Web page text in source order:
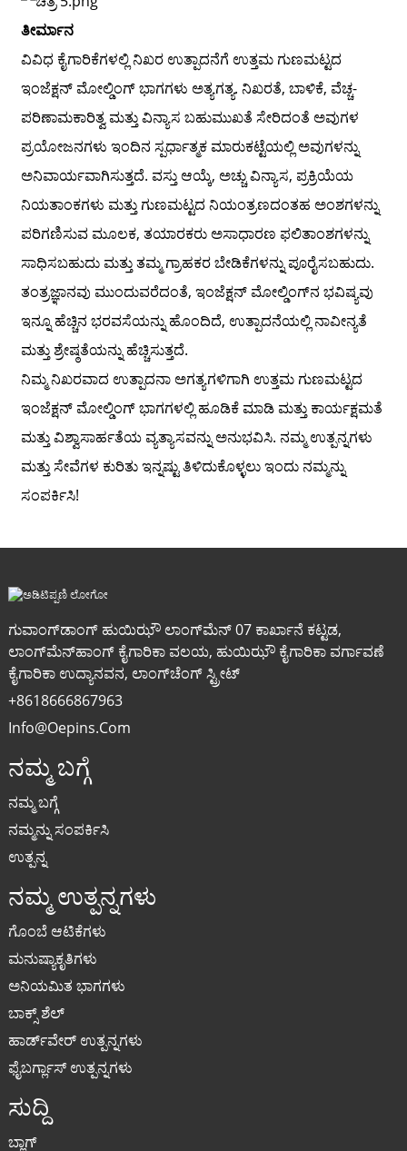
ತೀರ್ಮಾನ
ವಿವಿಧ ಕೈಗಾರಿಕೆಗಳಲ್ಲಿ ನಿಖರ ಉತ್ಪಾದನೆಗೆ ಉತ್ತಮ ಗುಣಮಟ್ಟದ
ಇಂಜೆಕ್ಷನ್ ಮೋಲ್ಡಿಂಗ್ ಭಾಗಗಳು ಅತ್ಯಗತ್ಯ. ನಿಖರತೆ, ಬಾಳಿಕೆ, ವೆಚ್ಚ-
ಪರಿಣಾಮಕಾರಿತ್ವ ಮತ್ತು ವಿನ್ಯಾಸ ಬಹುಮುಖತೆ ಸೇರಿದಂತೆ ಅವುಗಳ
ಪ್ರಯೋಜನಗಳು ಇಂದಿನ ಸ್ಪರ್ಧಾತ್ಮಕ ಮಾರುಕಟ್ಟೆಯಲ್ಲಿ ಅವುಗಳನ್ನು
ಅನಿವಾರ್ಯವಾಗಿಸುತ್ತದೆ. ವಸ್ತು ಆಯ್ಕೆ, ಅಚ್ಚು ವಿನ್ಯಾಸ, ಪ್ರಕ್ರಿಯೆಯ
ನಿಯತಾಂಕಗಳು ಮತ್ತು ಗುಣಮಟ್ಟದ ನಿಯಂತ್ರಣದಂತಹ ಅಂಶಗಳನ್ನು
ಪರಿಗಣಿಸುವ ಮೂಲಕ, ತಯಾರಕರು ಅಸಾಧಾರಣ ಫಲಿತಾಂಶಗಳನ್ನು
ಸಾಧಿಸಬಹುದು ಮತ್ತು ತಮ್ಮ ಗ್ರಾಹಕರ ಬೇಡಿಕೆಗಳನ್ನು ಪೂರೈಸಬಹುದು.
ತಂತ್ರಜ್ಞಾನವು ಮುಂದುವರೆದಂತೆ, ಇಂಜೆಕ್ಷನ್ ಮೋಲ್ಡಿಂಗ್‌ನ ಭವಿಷ್ಯವು
ಇನ್ನೂ ಹೆಚ್ಚಿನ ಭರವಸೆಯನ್ನು ಹೊಂದಿದೆ, ಉತ್ಪಾದನೆಯಲ್ಲಿ ನಾವೀನ್ಯತೆ
ಮತ್ತು ಶ್ರೇಷ್ಠತೆಯನ್ನು ಹೆಚ್ಚಿಸುತ್ತದೆ.
ನಿಮ್ಮ ನಿಖರವಾದ ಉತ್ಪಾದನಾ ಅಗತ್ಯಗಳಿಗಾಗಿ ಉತ್ತಮ ಗುಣಮಟ್ಟದ
ಇಂಜೆಕ್ಷನ್ ಮೋಲ್ಡಿಂಗ್ ಭಾಗಗಳಲ್ಲಿ ಹೂಡಿಕೆ ಮಾಡಿ ಮತ್ತು ಕಾರ್ಯಕ್ಷಮತೆ
ಮತ್ತು ವಿಶ್ವಾಸಾರ್ಹತೆಯ ವ್ಯತ್ಯಾಸವನ್ನು ಅನುಭವಿಸಿ. ನಮ್ಮ ಉತ್ಪನ್ನಗಳು
ಮತ್ತು ಸೇವೆಗಳ ಕುರಿತು ಇನ್ನಷ್ಟು ತಿಳಿದುಕೊಳ್ಳಲು ಇಂದು ನಮ್ಮನ್ನು
ಸಂಪರ್ಕಿಸಿ!
ಗುವಾಂಗ್‌ಡಾಂಗ್ ಹುಯಿಝೌ ಲಾಂಗ್‌ಮೆನ್ 07 ಕಾರ್ಖಾನೆ ಕಟ್ಟಡ,
ಲಾಂಗ್‌ಮೆನ್‌ಹಾಂಗ್ ಕೈಗಾರಿಕಾ ವಲಯ, ಹುಯಿಝೌ ಕೈಗಾರಿಕಾ ವರ್ಗಾವಣೆ
ಕೈಗಾರಿಕಾ ಉದ್ಯಾನವನ, ಲಾಂಗ್‌ಚೆಂಗ್ ಸ್ಟ್ರೀಟ್
+8618666867963
Info@oepins.com
ನಮ್ಮ ಬಗ್ಗೆ
ನಮ್ಮ ಬಗ್ಗೆ
ನಮ್ಮನ್ನು ಸಂಪರ್ಕಿಸಿ
ಉತ್ಪನ್ನ
ನಮ್ಮ ಉತ್ಪನ್ನಗಳು
ಗೊಂಬೆ ಆಟಿಕೆಗಳು
ಮನುಷ್ಯಾಕೃತಿಗಳು
ಅನಿಯಮಿತ ಭಾಗಗಳು
ಬಾಕ್ಸ್ ಶೆಲ್
ಹಾರ್ಡ್‌ವೇರ್ ಉತ್ಪನ್ನಗಳು
ಫೈಬರ್ಗ್ಲಾಸ್ ಉತ್ಪನ್ನಗಳು
ಸುದ್ದಿ
ಬ್ಲಾಗ್